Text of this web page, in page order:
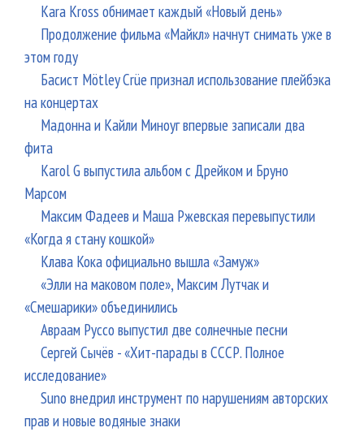
Kara Kross обнимает каждый «Новый день»
Продолжение фильма «Майкл» начнут снимать уже в
этом году
Басист Mötley Crüe признал использование плейбэка
на концертах
Мадонна и Кайли Миноуг впервые записали два
фита
Karol G выпустила альбом с Дрейком и Бруно
Марсом
Максим Фадеев и Маша Ржевская перевыпустили
«Когда я стану кошкой»
Клава Кока официально вышла «Замуж»
«Элли на маковом поле», Максим Лутчак и
«Смешарики» объединились
Авраам Руссо выпустил две солнечные песни
Сергей Сычёв - «Хит-парады в СССР. Полное
исследование»
Suno внедрил инструмент по нарушениям авторских
прав и новые водяные знаки